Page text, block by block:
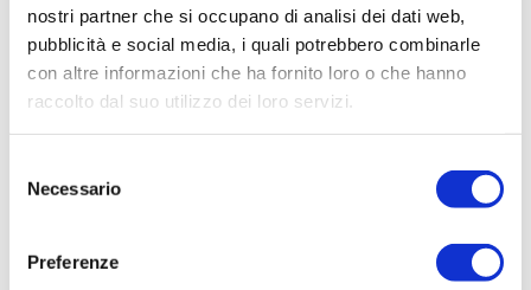
nostri partner che si occupano di analisi dei dati web,
pubblicità e social media, i quali potrebbero combinarle
con altre informazioni che ha fornito loro o che hanno
raccolto dal suo utilizzo dei loro servizi.
delNecessario
Preferenze
COMPILA IL FORM CON I
TUOI DATI PER RICEVERE
LA TUA CONSULENZA
GRATUITA